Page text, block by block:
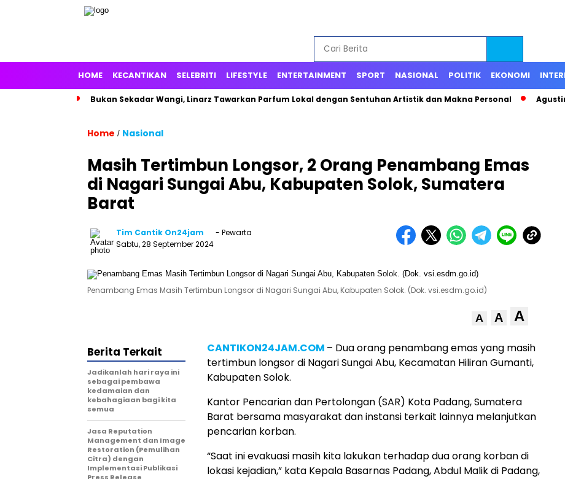
HOME KECANTIKAN SELEBRITI LIFESTYLE ENTERTAINMENT SPORT NASIONAL POLITIK EKONOMI
Bukan Sekadar Wangi, Linarz Tawarkan Parfum Lokal dengan Sentuhan Artistik dan Makna Personal
Home / Nasional
Masih Tertimbun Longsor, 2 Orang Penambang Emas
di Nagari Sungai Abu, Kabupaten Solok, Sumatera
Barat
Tim Cantik On24jam
- Pewarta
Sabtu, 28 September 2024
Penambang Emas Masih Tertimbun Longsor di Nagari Sungai Abu, Kabupaten Solok. (Dok. vsi.esdm.go.id)
A A A
CANTIKON24JAM.COM – Dua orang penambang emas yang masih
tertimbun longsor di Nagari Sungai Abu, Kecamatan Hiliran Gumanti,
Kabupaten Solok.
Kantor Pencarian dan Pertolongan (SAR) Kota Padang, Sumatera
Barat bersama masyarakat dan instansi terkait lainnya melanjutkan
pencarian korban.
“Saat ini evakuasi masih kita lakukan terhadap dua orang korban di
lokasi kejadian,” kata Kepala Basarnas Padang, Abdul Malik di Padang,
Berita Terkait
Jadikanlah hari raya ini
sebagai pembawa
kedamaian dan
kebahagiaan bagi kita
semua
Jasa Reputation
Management dan Image
Restoration (Pemulihan
Citra) dengan
Implementasi Publikasi